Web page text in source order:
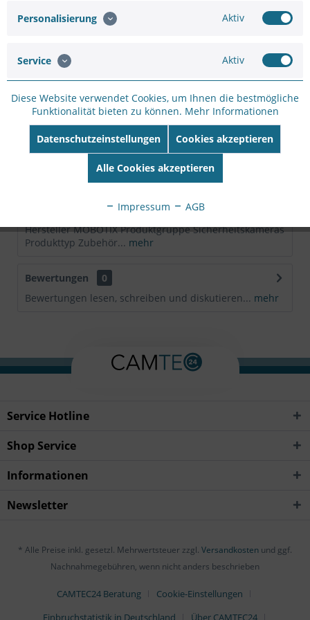
Bewerten
Hersteller:
EAN:
4047438017640
Beschreibung
Indoor-Einbauhalter für ein Sensormodul (Wand- oder
Deckeneinbau) Eigenschaften: ...mehr
Technische Daten
Hersteller MOBOTIX Produktgruppe Sicherheitskameras
Produkttyp Zubehör... mehr
Bewertungen
0
Bewertungen lesen, schreiben und diskutieren... mehr
Service Hotline
Shop Service
Informationen
Newsletter
* Alle Preise inkl. gesetzl. Mehrwertsteuer zzgl. Versandkosten und ggf.
Nachnahmegebühren, wenn nicht anders beschrieben
CAMTEC24 Beratung
Cookie-Einstellungen
Einbruchstatistik in Deutschland
Über CAMTEC24
Personalisierung Aktiv
Service Aktiv
Diese Website verwendet Cookies, um Ihnen die bestmögliche
Funktionalität bieten zu können. Mehr Informationen
Datenschutzeinstellungen Cookies akzeptieren
Alle Cookies akzeptieren
Impressum AGB